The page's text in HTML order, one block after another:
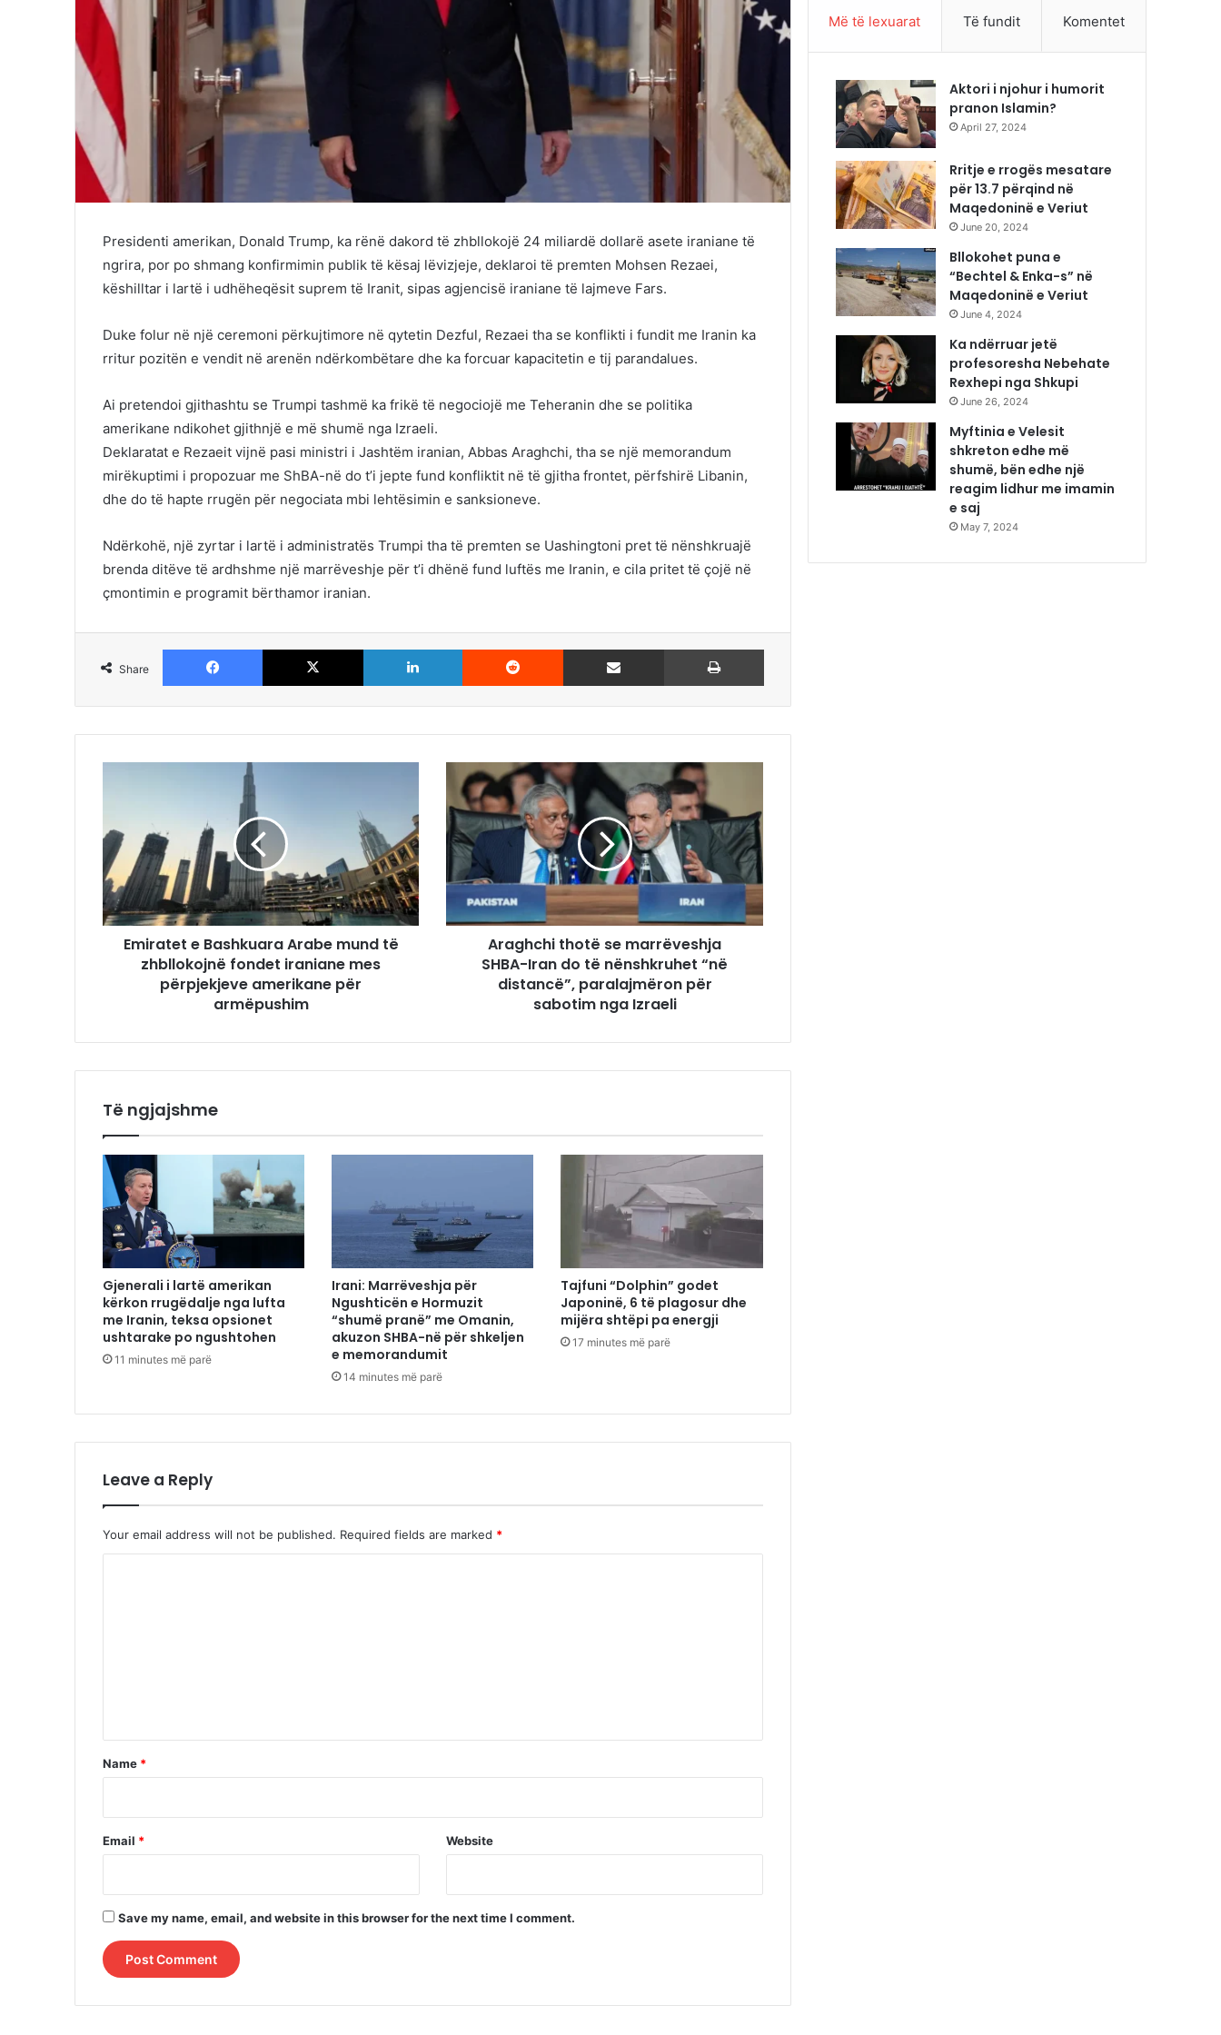
Presidenti amerikan, Donald Trump, ka rënë dakord të zhbllokojë 24 miliardë dollarë asete iraniane të
ngrira, por po shmang konfirmimin publik të kësaj lëvizjeje, deklaroi të premten Mohsen Rezaei,
këshilltar i lartë i udhëheqësit suprem të Iranit, sipas agjencisë iraniane të lajmeve Fars.
Duke folur në një ceremoni përkujtimore në qytetin Dezful, Rezaei tha se konflikti i fundit me Iranin ka
rritur pozitën e vendit në arenën ndërkombëtare dhe ka forcuar kapacitetin e tij parandalues.
Ai pretendoi gjithashtu se Trumpi tashmë ka frikë të negociojë me Teheranin dhe se politika
amerikane ndikohet gjithnjë e më shumë nga Izraeli.
Deklaratat e Rezaeit vijnë pasi ministri i Jashtëm iranian, Abbas Araghchi, tha se një memorandum
mirëkuptimi i propozuar me ShBA-në do t’i jepte fund konfliktit në të gjitha frontet, përfshirë Libanin,
dhe do të hapte rrugën për negociata mbi lehtësimin e sanksioneve.
Ndërkohë, një zyrtar i lartë i administratës Trumpi tha të premten se Uashingtoni pret të nënshkruajë
brenda ditëve të ardhshme një marrëveshje për t’i dhënë fund luftës me Iranin, e cila pritet të çojë në
çmontimin e programit bërthamor iranian.
Share
Facebook X LinkedIn Reddit Share via Email
Emiratet e Bashkuara Arabe mund të
zhbllokojnë fondet iraniane mes
përpjekjeve amerikane për
armëpushim
Araghchi thotë se marrëveshja
SHBA-Iran do të nënshkruhet “në
distancë”, paralajmëron për
sabotim nga Izraeli
Të ngjajshme
Gjenerali i lartë amerikan
kërkon rrugëdalje nga lufta
me Iranin, teksa opsionet
ushtarake po ngushtohen
11 minutes më parë
Irani: Marrëveshja për
Ngushticën e Hormuzit
“shumë pranë” me Omanin,
akuzon SHBA-në për shkeljen
e memorandumit
14 minutes më parë
Tajfuni “Dolphin” godet
Japoninë, 6 të plagosur dhe
mijëra shtëpi pa energji
17 minutes më parë
Leave a Reply
Your email address will not be published. Required fields are marked *
*
Name *
Email * Website
Save my name, email, and website in this browser for the next time I comment.
Më të lexuarat Të fundit Komentet
Aktori i njohur i humorit
pranon Islamin?
April 27, 2024
Rritje e rrogës mesatare
për 13.7 përqind në
Maqedoninë e Veriut
June 20, 2024
Bllokohet puna e
“Bechtel & Enka-s” në
Maqedoninë e Veriut
June 4, 2024
Ka ndërruar jetë
profesoresha Nebehate
Rexhepi nga Shkupi
June 26, 2024
Myftinia e Velesit
shkreton edhe më
shumë, bën edhe një
reagim lidhur me imamin
e saj
May 7, 2024